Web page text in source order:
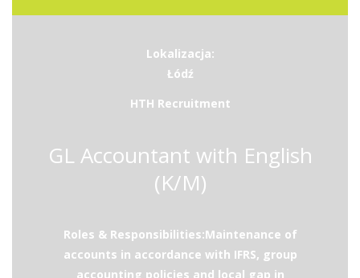
Lokalizacja:
Łódź
HTH Recruitment
GL Accountant with English
(K/M)
Roles & Responsibilities:Maintenance of
accounts in accordance with IFRS, group
accounting policies and local gap in